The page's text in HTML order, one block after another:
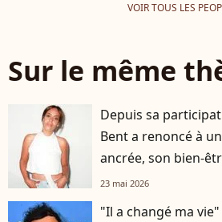
VOIR TOUS LES
Sur le même
Depuis sa
Bent a renoncé à
ancrée, son bien-
23 mai 2026
"Il a changé ma